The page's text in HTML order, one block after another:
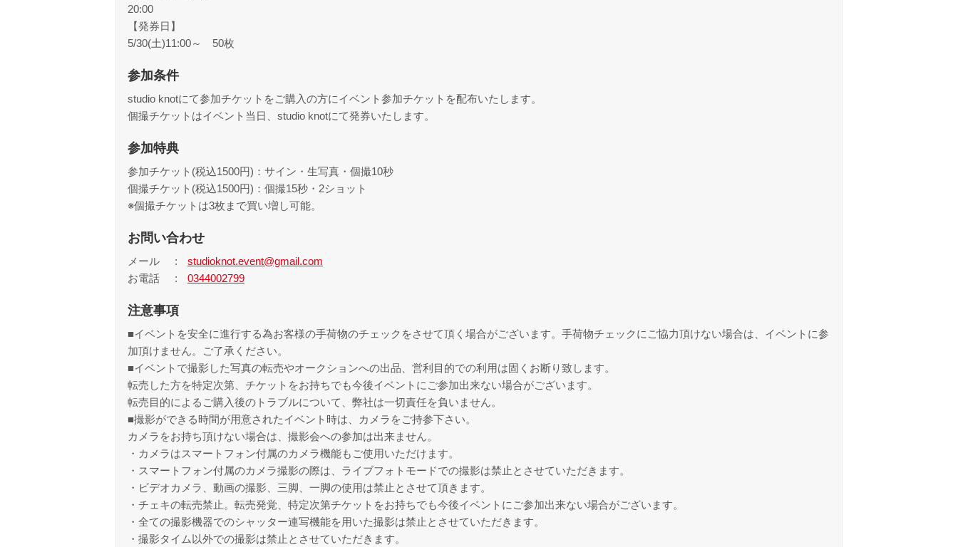
20:00
【発券日】
5/30(土)11:00～ 50枚
参加条件
studio knotにて参加チケットをご購入の方にイベント参加チケットを配布いたします。
個撮チケットはイベント当日、studio knotにて発券いたします。
参加特典
参加チケット(税込1500円)：サイン・生写真・個撮10秒
個撮チケット(税込1500円)：個撮15秒・2ショット
※個撮チケットは3枚まで買い増し可能。
お問い合わせ
メール
studioknot.event@gmail.com
お電話
0344002799
注意事項
■イベントを安全に進行する為お客様の手荷物のチェックをさせて頂く場合がございます。手荷物チェックにご協力頂けない場合は、イベントに参
加頂けません。ご了承ください。
■イベントで撮影した写真の転売やオークションへの出品、営利目的での利用は固くお断り致します。
転売した方を特定次第、チケットをお持ちでも今後イベントにご参加出来ない場合がございます。
転売目的によるご購入後のトラブルについて、弊社は一切責任を負いません。
■撮影ができる時間が用意されたイベント時は、カメラをご持参下さい。
カメラをお持ち頂けない場合は、撮影会への参加は出来ません。
・カメラはスマートフォン付属のカメラ機能もご使用いただけます。
・スマートフォン付属のカメラ撮影の際は、ライブフォトモードでの撮影は禁止とさせていただきます。
・ビデオカメラ、動画の撮影、三脚、一脚の使用は禁止とさせて頂きます。
・チェキの転売禁止。転売発覚、特定次第チケットをお持ちでも今後イベントにご参加出来ない場合がございます。
・全ての撮影機器でのシャッター連写機能を用いた撮影は禁止とさせていただきます。
・撮影タイム以外での撮影は禁止とさせていただきます。